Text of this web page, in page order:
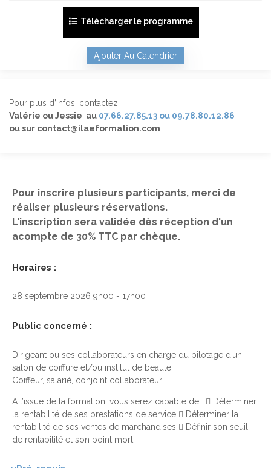
Télécharger le programme
Ajouter Au Calendrier
Pour plus d’infos, contactez
Valérie ou Jessie au 07.66.27.85.13 ou 09.78.80.12.86
ou sur contact@ilaeformation.com
Pour inscrire plusieurs participants, merci de
réaliser plusieurs réservations.
L'inscription sera validée dès réception d'un
acompte de 30% TTC par chèque.
Horaires :
28 septembre 2026 9h00 - 17h00
Public concerné :
Dirigeant ou ses collaborateurs en charge du pilotage d’un
salon de coiffure et/ou institut de beauté
Coiffeur, salarié, conjoint collaborateur
A l’issue de la formation, vous serez capable de :  Déterminer
la rentabilité de ses prestations de service  Déterminer la
rentabilité de ses ventes de marchandises  Définir son seuil
de rentabilité et son point mort